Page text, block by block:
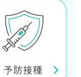
予防接種